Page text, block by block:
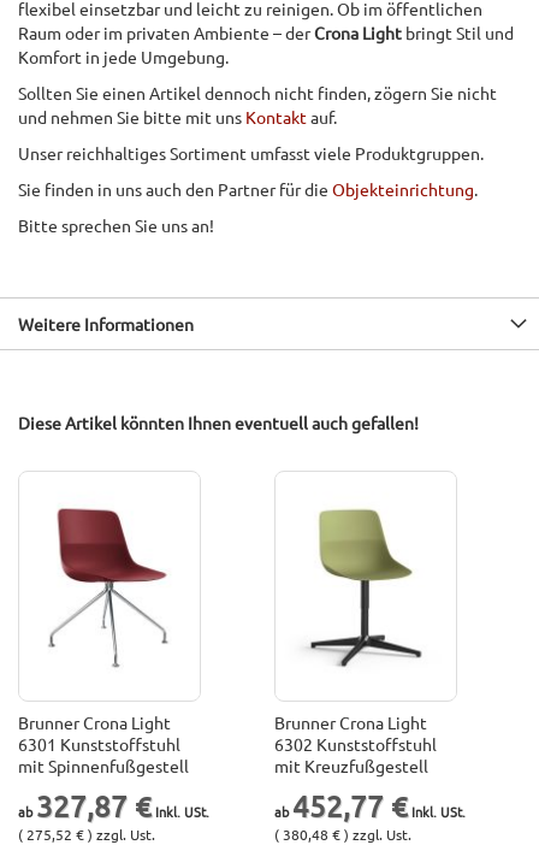
flexibel einsetzbar und leicht zu reinigen. Ob im öffentlichen
Raum oder im privaten Ambiente – derCrona Light bringt Stil und
Komfort in jede Umgebung.
Sollten Sie einen Artikel dennoch nicht finden, zögern Sie nicht
und nehmen Sie bitte mit uns Kontaktauf.
Unser reichhaltiges Sortiment umfasst viele Produktgruppen.
Sie finden in uns auch den Partner für die Objekteinrichtung.
Bitte sprechen Sie uns an!
Weitere Informationen
Diese Artikel könnten Ihnen eventuell auch gefallen!
Brunner Crona Light
6301 Kunststoffstuhl
mit Spinnenfußgestell
327,87 €
( 275,52 € ) zzgl. Ust.
Brunner Crona Light
6302 Kunststoffstuhl
mit Kreuzfußgestell
452,77 €
( 380,48 € ) zzgl. Ust.